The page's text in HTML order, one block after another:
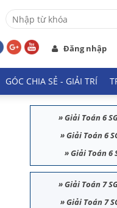
Đăng nhập
GÓC CHIA SẺ - GIẢI TRÍ
»Giải Toán 6
»Giải Toán 6
»Giải Toán 6
»Giải Toán 7
»Giải Toán 7